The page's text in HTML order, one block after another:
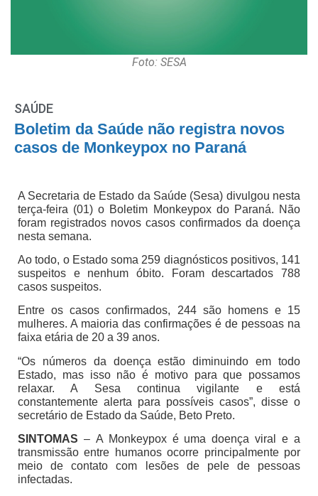
Foto: SESA
SAÚDE
Boletim da Saúde não registra novos
casos de Monkeypox no Paraná
A Secretaria de Estado da Saúde (Sesa) divulgou nesta
terça-feira (01) o Boletim Monkeypox do Paraná. Não
foram registrados novos casos confirmados da doença
nesta semana.
Ao todo, o Estado soma 259 diagnósticos positivos, 141
suspeitos e nenhum óbito. Foram descartados 788
casos suspeitos.
Entre os casos confirmados, 244 são homens e 15
mulheres. A maioria das confirmações é de pessoas na
faixa etária de 20 a 39 anos.
“Os números da doença estão diminuindo em todo
Estado, mas isso não é motivo para que possamos
relaxar. A Sesa continua vigilante e está
constantemente alerta para possíveis casos”, disse o
secretário de Estado da Saúde, Beto Preto.
SINTOMAS – A Monkeypox é uma doença viral e a
transmissão entre humanos ocorre principalmente por
meio de contato com lesões de pele de pessoas
infectadas.